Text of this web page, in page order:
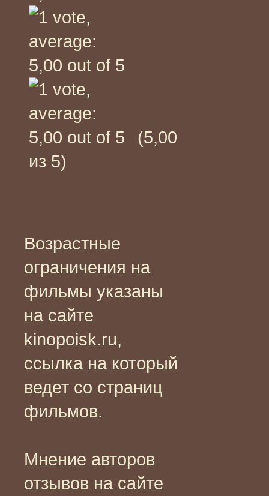
(5,00
из 5)
Возрастные
ограничения на
фильмы указаны
на сайте
kinopoisk.ru,
ссылка на который
ведет со страниц
фильмов.
Мнение авторов
отзывов на сайте